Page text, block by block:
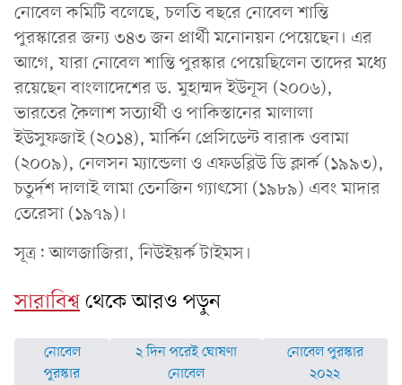
নোবেল কমিটি বলেছে, চলতি বছরে নোবেল শান্তি
পুরস্কারের জন্য ৩৪৩ জন প্রার্থী মনোনয়ন পেয়েছেন। এর
আগে, যারা নোবেল শান্তি পুরস্কার পেয়েছিলেন তাদের মধ্যে
রয়েছেন বাংলাদেশের ড. মুহাম্মদ ইউনূস (২০০৬),
ভারতের কৈলাশ সত্যার্থী ও পাকিস্তানের মালালা
ইউসুফজাই (২০১৪), মার্কিন প্রেসিডেন্ট বারাক ওবামা
(২০০৯), নেলসন ম্যান্ডেলা ও এফডব্লিউ ডি ক্লার্ক (১৯৯৩),
চতুর্দশ দালাই লামা তেনজিন গ্যাৎসো (১৯৮৯) এবং মাদার
তেরেসা (১৯৭৯)।
সূত্র: আলজাজিরা, নিউইয়র্ক টাইমস।
সারাবিশ্বথেকে আরও পড়ুন
নোবেল
পুরস্কার
২ দিন পরেই ঘোষণা
নোবেল
নোবেল পুরস্কার
২০২২